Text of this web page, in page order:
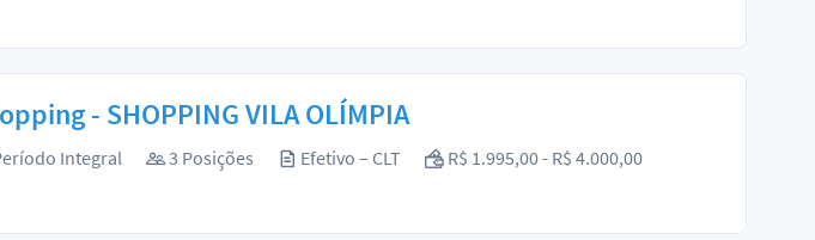
- SHOPPING VILA OLÍMPIA
Integral 3 Posições Efetivo – CLT R$ 1.995,00 - R$ 4.000,00